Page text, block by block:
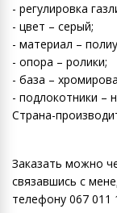
- регулировка
- цвет – серый;
- материал –
- опора – ролики;
- база –
- подлокотники –
Страна-
Заказать можно
связавшись с
телефону 067 011